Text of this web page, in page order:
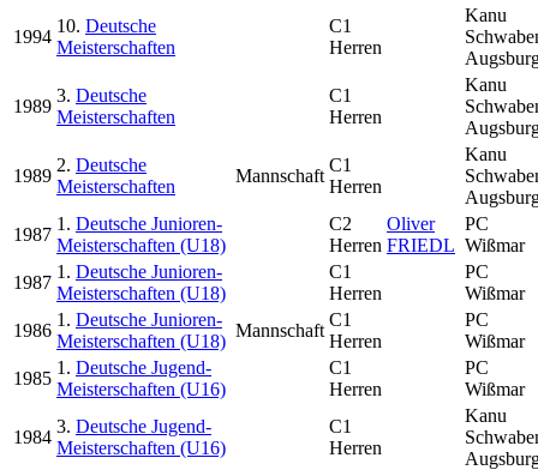
1994
10. Deutsche
Meisterschaften
C1
Herren
Kanu
1989
3. Deutsche
Meisterschaften
C1
Herren
Kanu
1989
2. Deutsche
Meisterschaften
Mannschaft
C1
Herren
Kanu
1987
1. Deutsche Junioren-
Meisterschaften (U18)
C2
Herren
Oliver
FRIEDL
PC
Wißmar
1987
1. Deutsche Junioren-
Meisterschaften (U18)
C1
Herren
PC
Wißmar
1986
1. Deutsche Junioren-
Meisterschaften (U18)
Mannschaft
C1
Herren
PC
Wißmar
1985
1. Deutsche Jugend-
Meisterschaften (U16)
C1
Herren
PC
Wißmar
1984
3. Deutsche Jugend-
Meisterschaften (U16)
C1
Herren
Kanu